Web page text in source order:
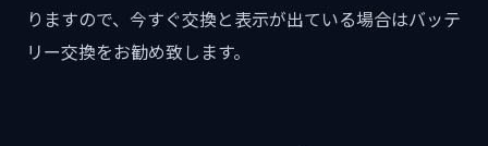
りますので、今すぐ交換と表示が出ている場合はバッテ
リー交換をお勧め致します。